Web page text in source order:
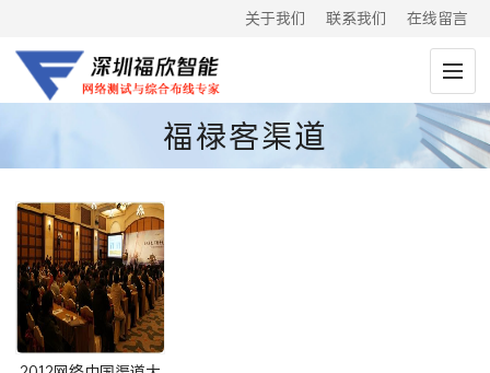
关于我们 联系我们 在线留言
福禄客渠道